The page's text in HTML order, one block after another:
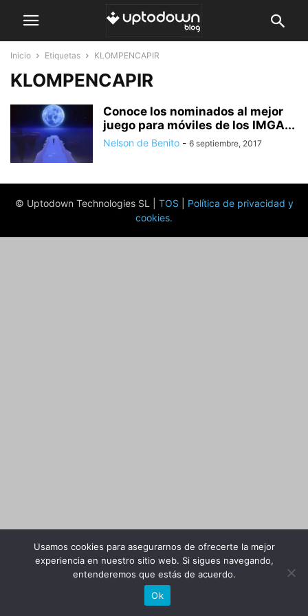
Inicio Etiquetas KLOMPENCAPIR
KLOMPENCAPIR
Conoce los nominados al mejor
juego para móviles de los IMGA...
Nelson de Benito - 6 septiembre, 2017
© Uptodown Technologies SL | TOS
Política de privacidad y
cookies.
Usamos cookies para asegurarnos de ofrecerte la mejor
experiencia en nuestro sitio web. Si sigues navegando,
entenderemos que estás de acuerdo.
Ok